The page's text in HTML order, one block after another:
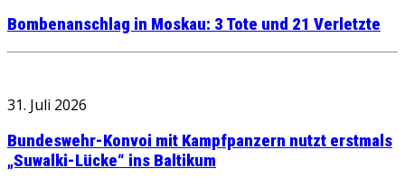
Bombenanschlag in Moskau: 3 Tote und 21 Verletzte
31. Juli 2026
Bundeswehr-Konvoi mit Kampfpanzern nutzt erstmals
„Suwalki-Lücke“ ins Baltikum